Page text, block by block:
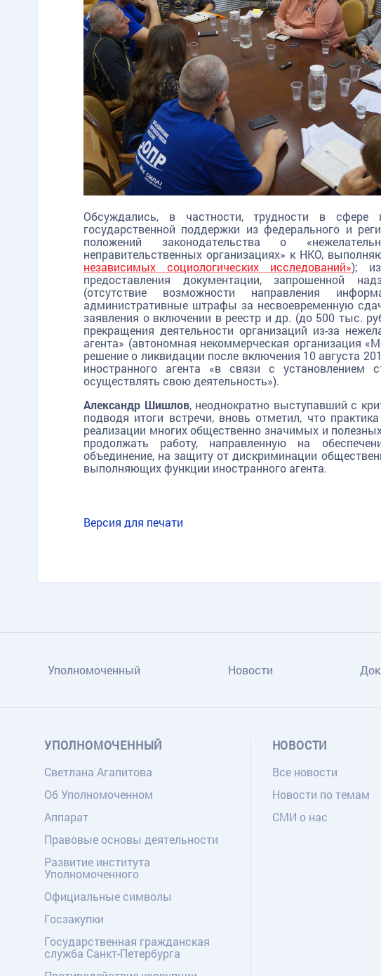
Обсуждались, в частности, трудности в сфере
государственной поддержки из федерального и
положений законодательства о
неправительственных организациях» к НКО,
независимых социологических исследований»);
предоставления документации, запрошенной
(отсутствие возможности направления
административные штрафы за несвоевременную
заявления о включении в реестр и др. (до 500 тыс.
прекращения деятельности организаций из-за
агента» (автономная некоммерческая организация
решение о ликвидации после включения 10 августа
иностранного агента «в связи с
осуществлять свою деятельность»).
Александр Шишлов, неоднократно выступавший с
подводя итоги встречи, вновь отметил, что
реализации многих общественно значимых и
продолжать работу, направленную на
объединение, на защиту от дискриминации
выполняющих функции иностранного агента.
Версия для печати
Уполномоченный Новости
УПОЛНОМОЧЕННЫЙ
Светлана Агапитова
Об Уполномоченном
Аппарат
Правовые основы деятельности
Развитие института
Уполномоченного
Официальные символы
Госзакупки
Государственная гражданская
служба Санкт-Петербурга
НОВОСТИ
Все новости
Новости по темам
СМИ о нас